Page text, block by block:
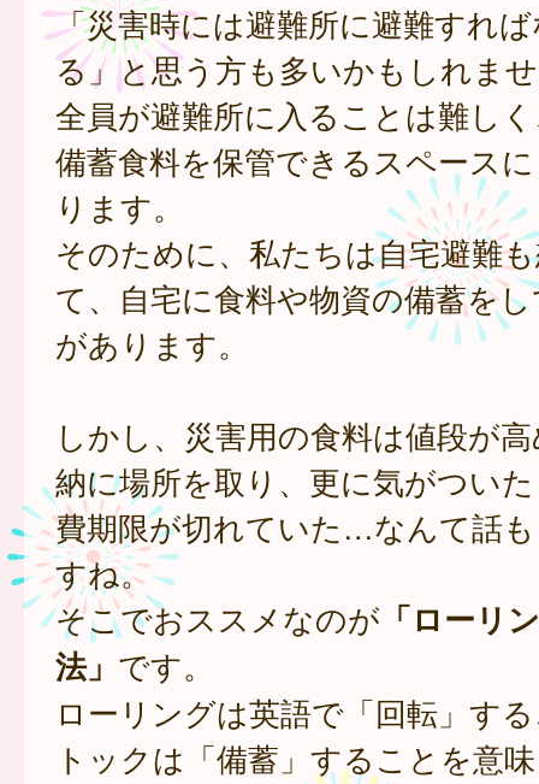
「災害時には避難所に避難すれ
る」と思う方も多いかもしれま
全員が避難所に入ることは難し
備蓄食料を保管できるスペース
ります。
そのために、私たちは自宅避難
て、自宅に食料や物資の備蓄を
があります。
しかし、災害用の食料は値段が
納に場所を取り、更に気がつい
費期限が切れていた…なんて話
すね。
そこでおススメなのが「ローリ
法」 です。
ローリングは英語で「回転」す
トックは「備蓄」することを意